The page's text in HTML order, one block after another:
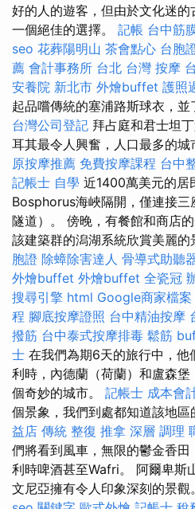
好的人的遊客，但由於文化迷
一個絕佳的選擇。 記帳 台中筋
seo 花葬陽明山 茶會點心 台胞
薦 會計事務所 台北 台灣 按摩
安養院 新北市 外燴buffet 護照
起品嚐傳統的塞浦路斯球衣，並
台灣公司登記 拜占庭和君士坦
耳其最令人興奮，人口最多的城
原按摩推薦 免費按摩課程 台中
記帳士 自學 近1400萬美元的居
Bosphorus海峽隔開，僅連接
隧道）。 傍晚，有餐館和商店
該建築群的潟湖系統欣賞美麗
胞證 除蟑除害達人 骨導式助聽
外燴buffet 外燴buffet 全瓷冠
搜尋引擎 html Google商家檔案
程 腳底按摩證照 台中精油按摩
撥筋 台中泰式按摩排毒 鬆筋
士 在我們為期6天的旅行中，他
利時，內德蘭（荷蘭）和盧森
個奇妙的城市。 記帳士 成本會
個景象，我們到處都知道該地區
益店 傳統 整復 推拿 深層 調理
們將看到風車，無限的鬱金香
利時啤酒甚至Wafri。 阿爾卑斯
文尼亞擁有令人印象深刻的景觀